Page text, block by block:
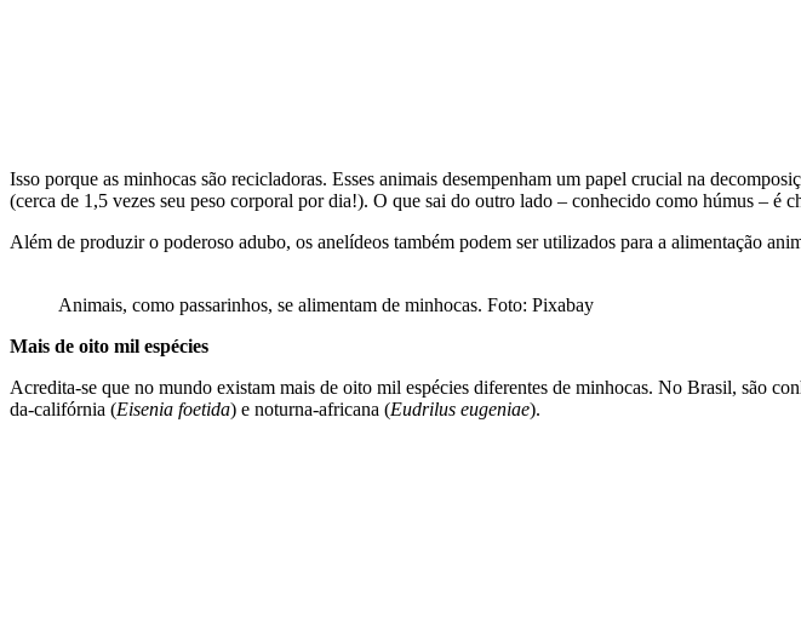
Isso porque as minhocas são recicladoras. Esses animais desempenham um papel crucial na
(cerca de 1,5 vezes seu peso corporal por dia!). O que sai do outro lado – conhecido como húmus – é
Além de produzir o poderoso adubo, os anelídeos também podem ser utilizados para a alimentação
Animais, como passarinhos, se alimentam de minhocas. Foto: Pixabay
Mais de oito mil espécies
Acredita-se que no mundo existam mais de oito mil espécies diferentes de minhocas. No Brasil, são
da-califórnia (Eisenia foetida) e noturna-africana (Eudrilus eugeniae).